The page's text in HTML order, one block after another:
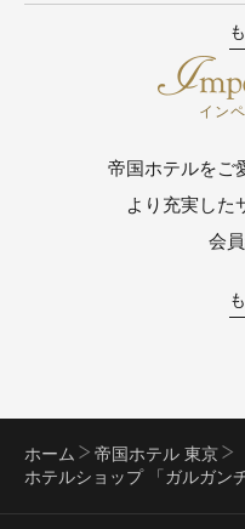
イン
帝国ホテルをご
より充実した
会
ホーム
帝国ホテル 東京
ホテルショップ 「ガルガン